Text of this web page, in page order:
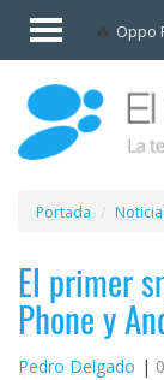
Oppo
Invitado
Iniciar
sesión /
Registrarse
Esenciales
Móviles
Ofertas
Apps
Portada
El primer
Phone y
Pedro Delgado